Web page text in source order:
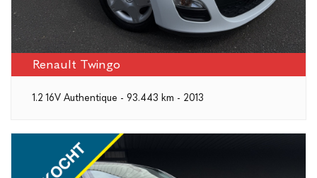
Renault Twingo
1.2 16V Authentique - 93.443 km - 2013